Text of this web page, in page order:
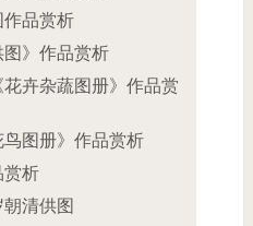
品赏析
》作品赏析
卉杂蔬图册》作品赏
图册》作品赏析
赏析
清供图